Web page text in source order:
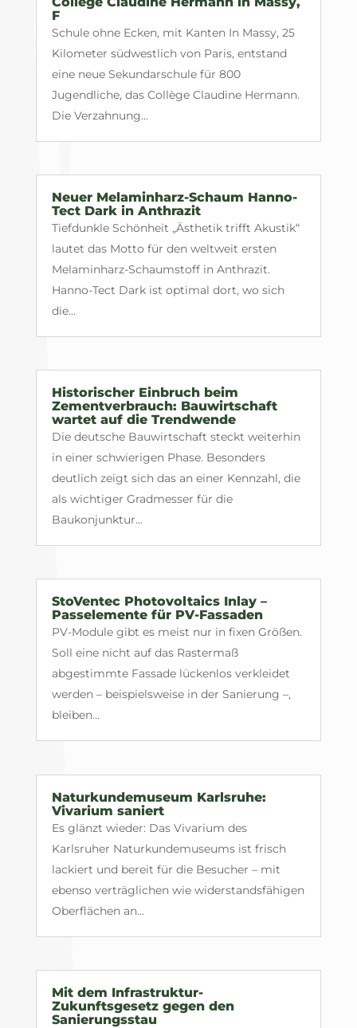
F
Schule ohne Ecken, mit Kanten In Massy, 25
Kilometer südwestlich von Paris, entstand
eine neue Sekundarschule für 800
Jugendliche, das Collège Claudine Hermann.
Die Verzahnung...
Neuer Melaminharz-Schaum Hanno-
Tect Dark in Anthrazit
Tiefdunkle Schönheit „Ästhetik trifft Akustik“
lautet das Motto für den weltweit ersten
Melaminharz-Schaumstoff in Anthrazit.
Hanno-Tect Dark ist optimal dort, wo sich
die...
Historischer Einbruch beim
Zementverbrauch: Bauwirtschaft
wartet auf die Trendwende
Die deutsche Bauwirtschaft steckt weiterhin
in einer schwierigen Phase. Besonders
deutlich zeigt sich das an einer Kennzahl, die
als wichtiger Gradmesser für die
Baukonjunktur...
StoVentec Photovoltaics Inlay –
Passelemente für PV-Fassaden
PV-Module gibt es meist nur in fixen Größen.
Soll eine nicht auf das Rastermaß
abgestimmte Fassade lückenlos verkleidet
werden – beispielsweise in der Sanierung –,
bleiben...
Naturkundemuseum Karlsruhe:
Vivarium saniert
Es glänzt wieder: Das Vivarium des
Karlsruher Naturkundemuseums ist frisch
lackiert und bereit für die Besucher – mit
ebenso verträglichen wie widerstandsfähigen
Oberflächen an...
Mit dem Infrastruktur-
Zukunftsgesetz gegen den
Sanierungsstau